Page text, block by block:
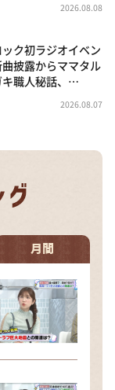
2026.08.08
ク初ラジオイベン
披露からママタル
キ職人秘話、…
2026.08.07
月間